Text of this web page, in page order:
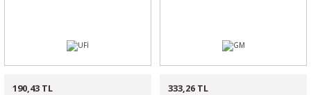
190,43 TL 333,26 TL